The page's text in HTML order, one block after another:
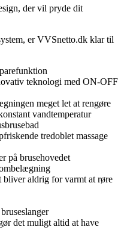
der vil pryde dit
er VVSnetto.dk klar til
teknologi med ON-OFF
meget let at rengøre
vandtemperatur
tredoblet massage
på brusehovedet
aldrig for varmt at røre
det muligt altid at have